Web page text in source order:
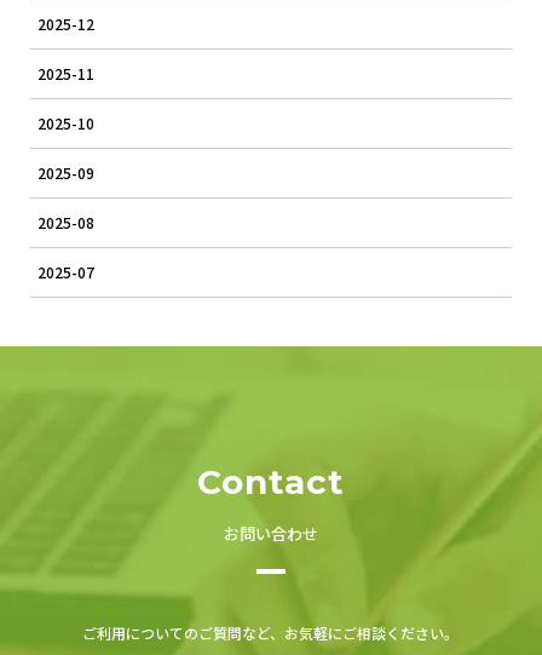
2025-12
2025-11
2025-10
2025-09
2025-08
2025-07
Contact
お問い合わせ
ご利用についてのご質問など、お気軽にご相談ください。